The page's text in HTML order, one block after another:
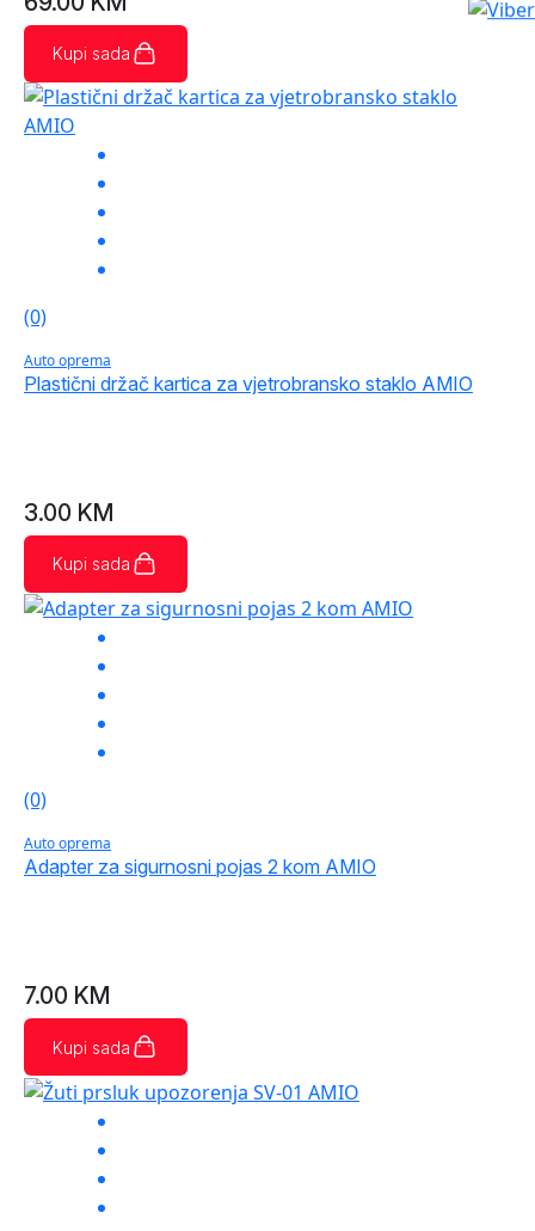
Kupi sada
(0)
Auto oprema
Plastični držač kartica za vjetrobransko staklo AMIO
3.00 KM
Kupi sada
(0)
Auto oprema
Adapter za sigurnosni pojas 2 kom AMIO
7.00 KM
Kupi sada